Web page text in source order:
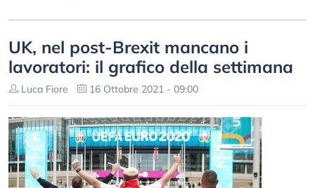
UK, nel post-Brexit mancano i
lavoratori: il grafico della settimana
Luca Fiore 16 Ottobre 2021 - 09:00